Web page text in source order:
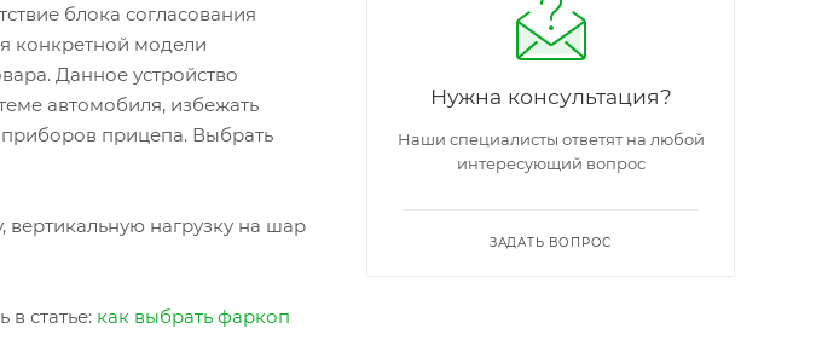
блока согласования
конкретной модели
Данное устройство
автомобиля, избежать
прицепа. Выбрать
вертикальную нагрузку на шар
статье: как выбрать фаркоп
Нужна консультация?
Наши специалисты ответят на любой
интересующий вопрос
ЗАДАТЬ ВОПРОС